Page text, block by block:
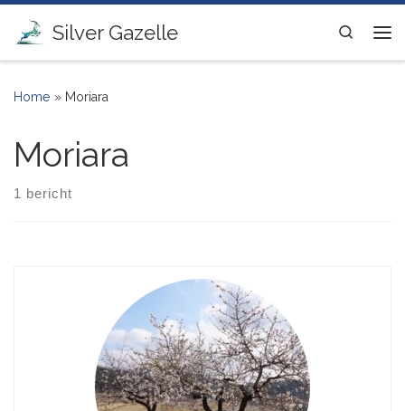
Ga naar inhoud
Silver Gazelle
Search
Home » Moriara
Moriara
1 bericht